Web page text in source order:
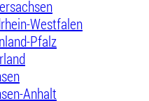
Westfalen
Pfalz
Anhalt